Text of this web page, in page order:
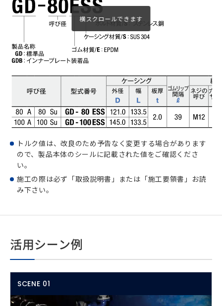
トルク値は、改良のため予告なく変更する場合があります
ので、製品本体のシールに記載された値をご確認くださ
い。
施工の際は必ず「取扱説明書」または「施工要領書」お読
み下さい。
活用シーン例
SCENE 01